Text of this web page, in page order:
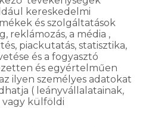
kereskedelmi
és szolgáltatások
reklámozás, a média ,
piackutatás, statisztika,
és a fogyasztó
és egyértelműen
ilyen személyes adatokat
( leányvállalatainak,
vagy külföldi